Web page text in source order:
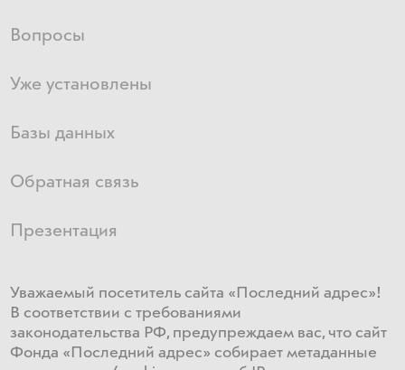
Вопросы
Уже установлены
Базы данных
Обратная связь
Презентация
Уважаемый посетитель сайта «Последний адрес»!
В соответствии с требованиями
законодательства РФ, предупреждаем вас, что сайт
Фонда «Последний адрес» собирает метаданные